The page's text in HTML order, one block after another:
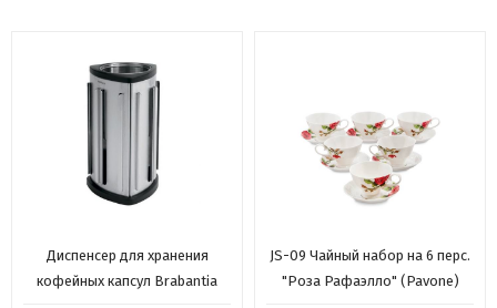
Диспенсер для хранения
кофейных капсул Brabantia
JS-09 Чайный набор на 6 перс.
"Роза Рафаэлло" (Pavone)